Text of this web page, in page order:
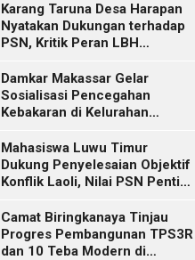
Karang Taruna Desa Harapan
Nyatakan Dukungan terhadap
PSN, Kritik Peran LBH
Damkar Makassar Gelar
Sosialisasi Pencegahan
Kebakaran di Kelurahan
Mahasiswa Luwu Timur
Dukung Penyelesaian Objektif
Konflik Laoli, Nilai PSN Penting
Camat Biringkanaya Tinjau
Progres Pembangunan TPS3R
dan 10 Teba Modern di